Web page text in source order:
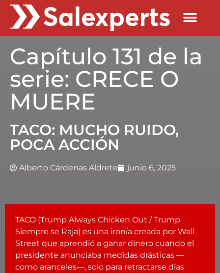
Capítulo 131 de la
serie: CRECE O
MUERE
TACO: MUCHO RUIDO,
POCA ACCIÓN
Alberto Cárdenas Aldrete junio 6, 2025
TACO (Trump Always Chicken Out / Trump
Siempre se Raja) es una ironía creada por Wall
Street que aprendió a ganar dinero cuando el
presidente anunciaba medidas drásticas —
como aranceles—, solo para retractarse días